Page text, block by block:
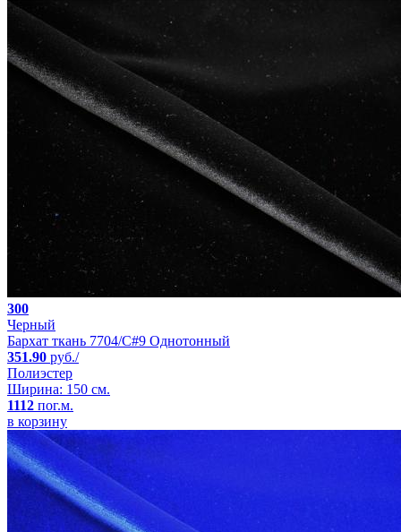
300
Черный
Бархат ткань 7704/C#9 Однотонный
351.90 руб./
Полиэстер
Ширина: 150 см.
1112 пог.м.
в корзину